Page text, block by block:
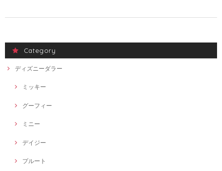
Category
ディズニーダラー
ミッキー
グーフィー
ミニー
デイジー
プルート